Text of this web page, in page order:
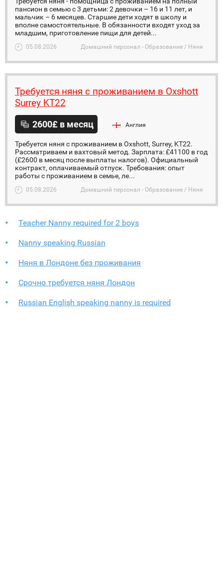
пансион в семью с 3 детьми: 2 девочки – 16 и 11 лет, и
мальчик – 6 месяцев. Старшие дети ходят в школу и
вполне самостоятельные. В обязанности входят уход за
младшим, приготовление пищи для детей...
05.08.2026 Домашний персонал - Образование / Няня
Требуется няня с проживанием в Oxshott
Surrey KT22
2600£ в месяц Англия
Требуется няня с проживанием в Oxshott, Surrey, KT22.
Рассматриваем и вахтовый метод. Зарплата: £41100 в год
(£2600 в месяц после выплаты налогов). Официальный
контракт, оплачиваемый отпуск. Требования: опыт
работы с проживанием в семье, ле...
05.08.2026 Домашний персонал - Образование / Няня
Teacher Nanny required for 2 boys
Nanny speaking Russian
Няня в Лондоне без проживания
Срочно требуется няня Лондон
Russian English speaking nanny is required